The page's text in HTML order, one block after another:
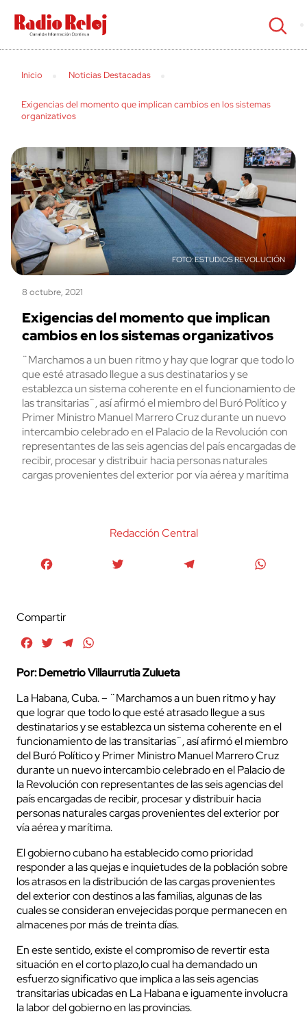
cerrar
Inicio Noticias Destacadas
Exigencias del momento que implican cambios en los sistemas
organizativos
ESTUDIOS REVOLUCIÓN
8 octubre, 2021
Exigencias del momento que implican
cambios en los sistemas organizativos
¨Marchamos a un buen ritmo y hay que lograr que todo lo
que esté atrasado llegue a sus destinatarios y se
establezca un sistema coherente en el funcionamiento de
las transitarias¨, así afirmó el miembro del Buró Político y
Primer Ministro Manuel Marrero Cruz durante un nuevo
intercambio celebrado en el Palacio de la Revolución con
representantes de las seis agencias del país encargadas de
recibir, procesar y distribuir hacia personas naturales
cargas provenientes del exterior por vía aérea y marítima
Redacción Central
Compartir
FacebookTwitterTelegram
Por: Demetrio Villaurrutia Zulueta
La Habana, Cuba. – ¨Marchamos a un buen ritmo y hay
que lograr que todo lo que esté atrasado llegue a sus
destinatarios y se establezca un sistema coherente en el
funcionamiento de las transitarias¨, así afirmó el miembro
del Buró Político y Primer Ministro Manuel Marrero Cruz
durante un nuevo intercambio celebrado en el Palacio de
la Revolución con representantes de las seis agencias del
país encargadas de recibir, procesar y distribuir hacia
personas naturales cargas provenientes del exterior por
vía aérea y marítima.
El gobierno cubano ha establecido como prioridad
responder a las quejas e inquietudes de la población sobre
los atrasos en la distribución de las cargas provenientes
del exterior con destinos a las familias, algunas de las
cuales se consideran envejecidas porque permanecen en
almacenes por más de treinta días.
En este sentido, existe el compromiso de revertir esta
situación en el corto plazo,lo cual ha demandado un
esfuerzo significativo que implica a las seis agencias
transitarias ubicadas en La Habana e iguamente involucra
la labor del gobierno en las provincias.